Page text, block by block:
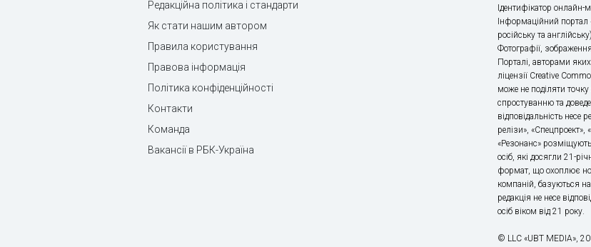
Редакційна політика і стандарти
Як стати нашим автором
Правила користування
Правова інформація
Політика конфіденційності
Контакти
Команда
Вакансії в РБК-Україна
Ідентифікатор онлайн-
Інформаційний
російську та
Фотографії,
Порталі, авторами
ліцензії Creative
може не поділяти
спростуванню та
відповідальність
релізи», «Спецпроект»,
«Резонанс»
осіб, які досягли 21-
формат, що охоплює
компаній, базуються на
редакція не несе
осіб віком від 21 року.
© LLC «UBT MEDIA»,